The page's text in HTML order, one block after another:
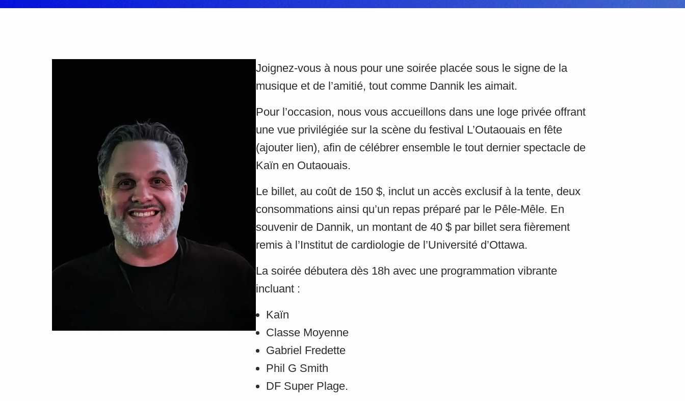
Joignez-vous à nous pour une soirée placée sous le signe de la
musique et de l’amitié, tout comme Dannik les aimait.
Pour l’occasion, nous vous accueillons dans une loge privée offrant
une vue privilégiée sur la scène du festival L’Outaouais en fête
(ajouter lien), afin de célébrer ensemble le tout dernier spectacle de
Kaïn en Outaouais.
Le billet, au coût de 150 $, inclut un accès exclusif à la tente, deux
consommations ainsi qu’un repas préparé par le Pêle-Mêle. En
souvenir de Dannik, un montant de 40 $ par billet sera fièrement
remis à l’Institut de cardiologie de l’Université d’Ottawa.
La soirée débutera dès 18h avec une programmation vibrante
incluant :
Kaïn
Classe Moyenne
Gabriel Fredette
Phil G Smith
DF Super Plage.